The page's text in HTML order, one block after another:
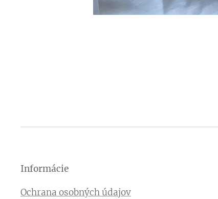
Informácie
Ochrana osobných údajov